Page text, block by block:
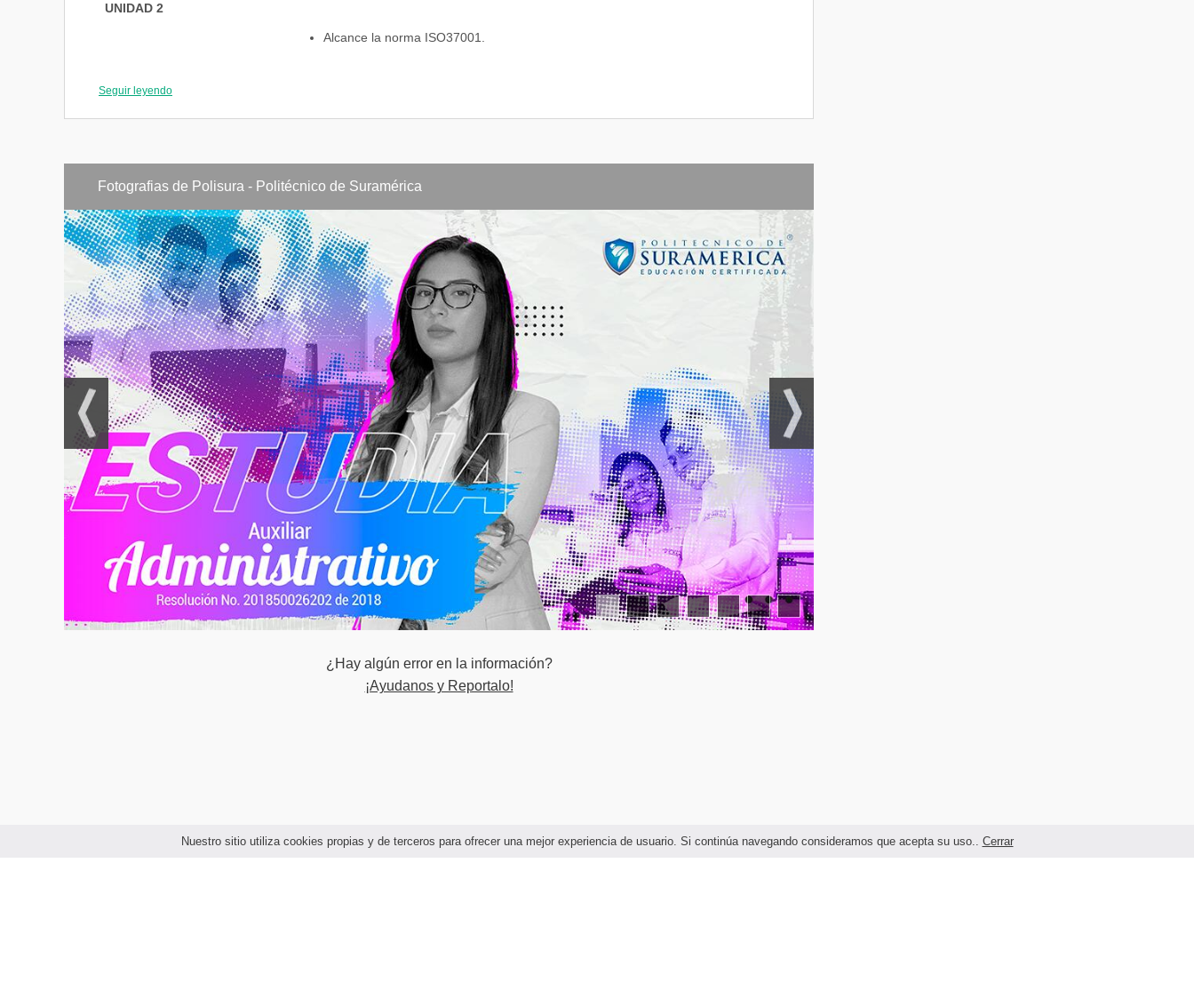
Nuestro sitio utiliza cookies propias y de terceros para ofrecer una mejor experiencia de usuario. Si continúa navegando consideramos que acepta su uso.. Cerrar
UNIDAD 2
Alcance la norma ISO37001.
Política anti-soborno y corrupción.
Organización, autoridad y roles.
Gobernabilidad.
Comité de convivencia.
Gestión de riesgo y oportunidades de control.
Definición de objetivos anti-soborno.
Establecimiento de los procesos de soporte
Operación, planeación y control. Debida diligencia.
Controles financieros.
Controles no financieros.
Implementación de controles anti-soborno internos y para asociados al
negocio.
Compromisos anti-soborno.
Evaluación y seguimiento.
Mejora continua.
EL concepto de competencia laboral.
Seguir leyendo
Fotografias de Polisura - Politécnico de Suramérica
¿Hay algún error en la información?
¡Ayudanos y Reportalo!